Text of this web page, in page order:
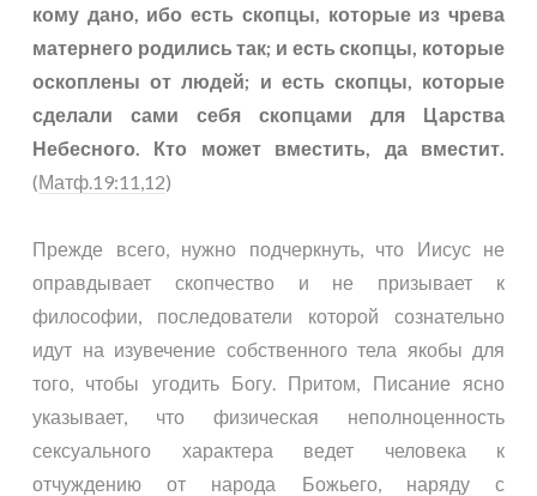
кому дано, ибо есть скопцы, которые из чрева
матернего родились так; и есть скопцы, которые
оскоплены от людей; и есть скопцы, которые
сделали сами себя скопцами для Царства
Небесного. Кто может вместить, да вместит.
(Матф.19:11,12)
Прежде всего, нужно подчеркнуть, что Иисус не
оправдывает скопчество и не призывает к
философии, последователи которой сознательно
идут на изувечение собственного тела якобы для
того, чтобы угодить Богу. Притом, Писание ясно
указывает, что физическая неполноценность
сексуального характера ведет человека к
отчуждению от народа Божьего, наряду с